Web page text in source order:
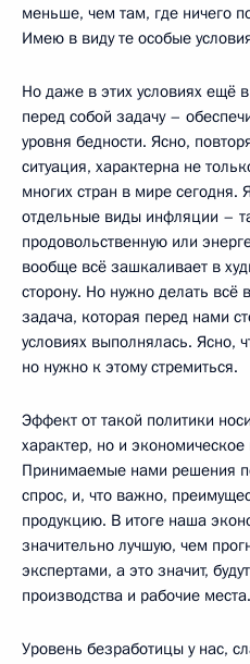
меньше, чем там, где ничего
Имею в виду те особые
Но даже в этих условиях ещё
перед собой задачу –
уровня бедности. Ясно,
ситуация, характерна не
многих стран в мире сегодня.
отдельные виды инфляции –
продовольственную или
вообще всё зашкаливает в
сторону. Но нужно делать всё
задача, которая перед нами
условиях выполнялась. Ясно,
но нужно к этому стремиться.
Эффект от такой политики
характер, но и
Принимаемые нами решения
спрос, и, что важно,
продукцию. В итоге наша
значительно лучшую, чем
экспертами, а это значит,
производства и рабочие места.
Уровень безработицы у нас,